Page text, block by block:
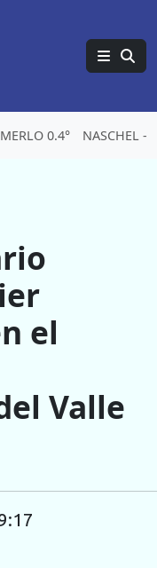
MERLO 0.4° NASCHEL -
el
Valle